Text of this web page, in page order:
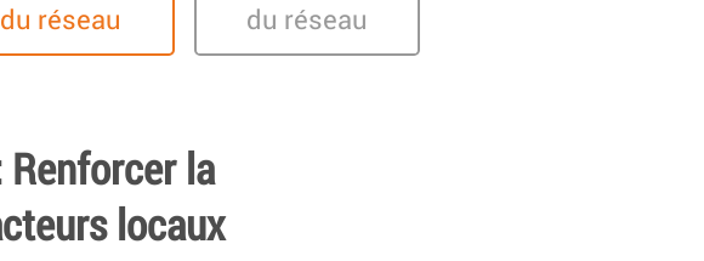
du réseau
du réseau
Renforcer la
locaux